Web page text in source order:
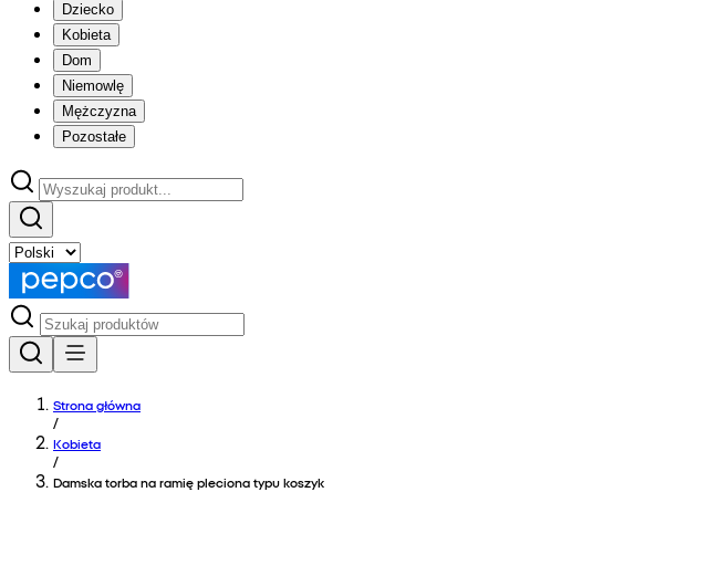
Dziecko
Kobieta
Dom
Niemowlę
Mężczyzna
Pozostałe
Strona główna
/
Kobieta
/
Damska torba na ramię pleciona typu koszyk